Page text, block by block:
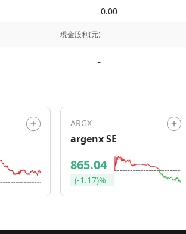
0.00
現金股利(元)
-
ARGX
argenx SE
865.04
(-1.17)%